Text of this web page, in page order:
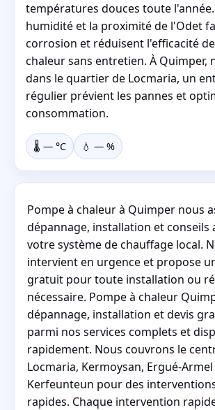
températures douces toute
humidité et la proximité de l'Odet
corrosion et réduisent l'efficacité
chaleur sans entretien. À Quimper,
dans le quartier de Locmaria, un
régulier prévient les pannes et
consommation.
🌡️ — °C 💧 — %
Pompe à chaleur à Quimper nous
dépannage, installation et conseils
votre système de chauffage local.
intervient en urgence et propose
gratuit pour toute installation ou
nécessaire. Pompe à chaleur
dépannage, installation et devis
parmi nos services complets et
rapidement. Nous couvrons le
Locmaria, Kermoysan, Ergué-
Kerfeunteun pour des
rapides. Chaque intervention